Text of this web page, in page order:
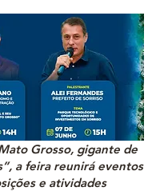
Grosso, gigante de
a feira reunirá eventos
e atividades